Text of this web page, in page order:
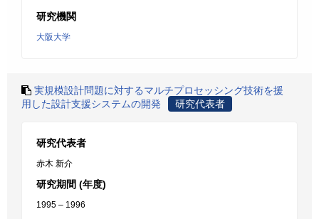
研究機関
大阪大学
実規模設計問題に対するマルチプロセッシング技術を援
用した設計支援システムの開発
研究代表者
研究代表者
赤木 新介
研究期間 (年度)
1995 – 1996